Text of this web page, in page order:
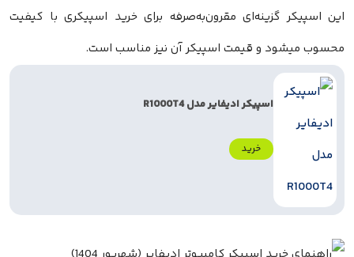
گزینه‌ای مقرون‌به‌صرفه برای خرید اسپیکری با کیفیت
و قیمت اسپیکر آن نیز مناسب است.
اسپیکر ادیفایر مدل R1000T4
خرید